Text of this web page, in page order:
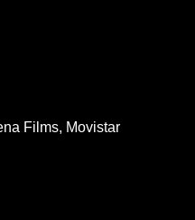
Films, Movistar